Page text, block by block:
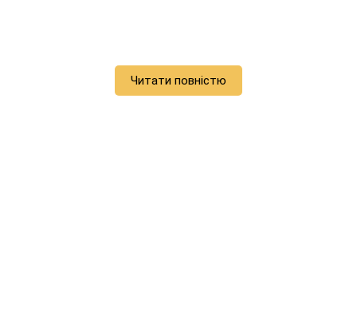
Читати повністю